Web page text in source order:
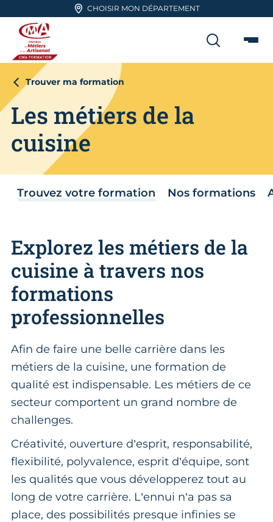
Aller en haut de pageCHOISIR MON DÉPARTEMENT
CMA FORMATION
Trouver ma formation
Les métiers de la
cuisine
Trouvez votre formation Nos formations
Explorez les métiers de la
cuisine à travers nos
formations
professionnelles
Afin de faire une belle carrière dans les
métiers de la cuisine, une formation de
qualité est indispensable. Les métiers de ce
secteur comportent un grand nombre de
challenges.
Créativité, ouverture d’esprit, responsabilité,
flexibilité, polyvalence, esprit d’équipe, sont
les qualités que vous développerez tout au
long de votre carrière. L’ennui n’a pas sa
place, des possibilités presque infinies se